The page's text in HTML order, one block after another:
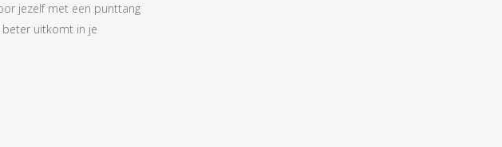
jezelf met een punttang
uitkomt in je